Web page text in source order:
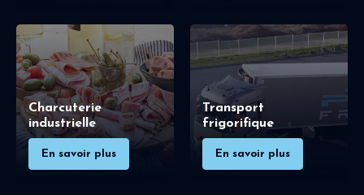
Charcuterie
industrielle
En savoir plus
Transport
frigorifique
En savoir plus